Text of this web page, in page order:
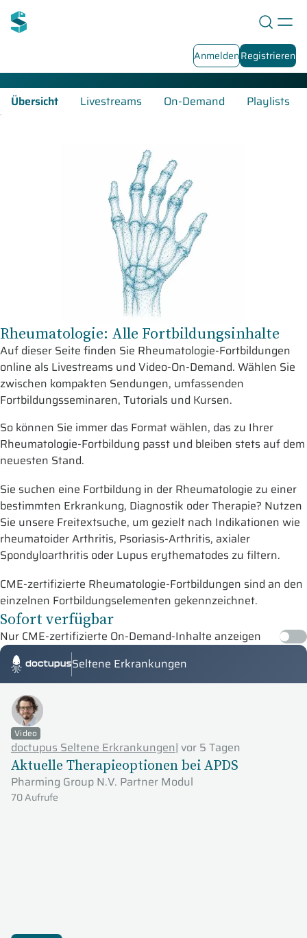
AnmeldenRegistrieren
Rheumatologie-Fortbildungen
Übersicht Livestreams On-Demand Playlists
Rheumatologie: Alle Fortbildungsinhalte
Auf dieser Seite finden Sie Rheumatologie-Fortbildungen
online als Livestreams und Video-On-Demand. Wählen Sie
zwischen kompakten Sendungen, umfassenden
Fortbildungsseminaren, Tutorials und Kursen.
So können Sie immer das Format wählen, das zu Ihrer
Rheumatologie-Fortbildung passt und bleiben stets auf dem
neuesten Stand.
Sie suchen eine Fortbildung in der Rheumatologie zu einer
bestimmten Erkrankung, Diagnostik oder Therapie? Nutzen
Sie unsere Freitextsuche, um gezielt nach Indikationen wie
rheumatoider Arthritis, Psoriasis-Arthritis, axialer
Spondyloarthritis oder Lupus erythematodes zu filtern.
CME-zertifizierte Rheumatologie-Fortbildungen sind an den
einzelnen Fortbildungselementen gekennzeichnet.
Sofort verfügbar
Nur CME-zertifizierte On-Demand-Inhalte anzeigen
Doctupus TutorialsSeltene Erkrankungen
Video
doctupus Seltene Erkrankungen| vor 5 Tagen
Aktuelle Therapieoptionen bei APDS
Pharming Group N.V. Partner Modul
70 Aufrufe